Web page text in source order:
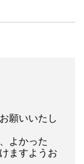
願いいたし
よかった
ますようお